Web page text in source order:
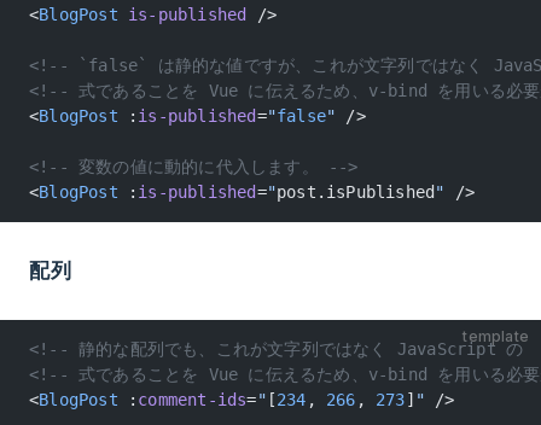
<BlogPost is-published />
<!-- `false` は静的な値ですが、これが文字列ではなく
<!-- 式であることを Vue に伝えるため、v-bind を用いる必
<BlogPost : is-published="false" />
<!-- 変数の値に動的に代入します。 -->
<BlogPost : is-published="post.isPublished " />
配列
template
<!-- 静的な配列でも、これが文字列ではなく
<!-- 式であることを Vue に伝えるため、v-bind を用いる必
<BlogPost : comment-ids=" [234 , 266 , 273] " />